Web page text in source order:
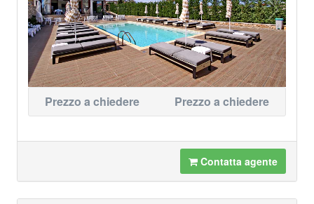
Prezzo a chiedere Prezzo a chiedere
Contatta agente